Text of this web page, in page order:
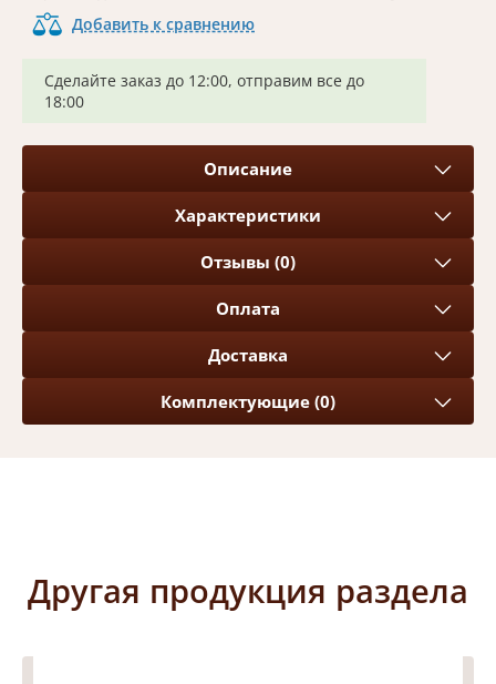
Добавить к сравнению
Сделайте заказ до 12:00, отправим все до
18:00
Описание
Характеристики
Отзывы (0)
Оплата
Доставка
Комплектующие (0)
Другая продукция раздела